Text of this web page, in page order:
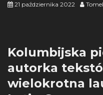
21 października 2022
Kolumbijska
autorka
wielokrotna